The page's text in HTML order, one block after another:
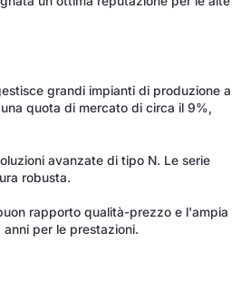
grandi impianti di produzione a
quota di mercato di circa il 9%,
avanzate di tipo N. Le serie
robusta.
rapporto qualità-prezzo e l'ampia
per le prestazioni.